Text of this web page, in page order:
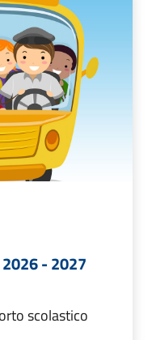
- 2027
scolastico